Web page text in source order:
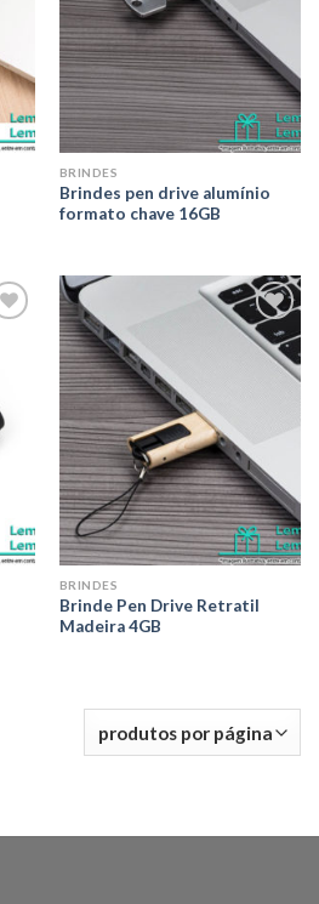
BRINDES
Brindes pen drive alumínio
formato chave 16GB
Adicionar
aos meus
desejos
BRINDES
Brinde Pen Drive Retratil
Madeira 4GB